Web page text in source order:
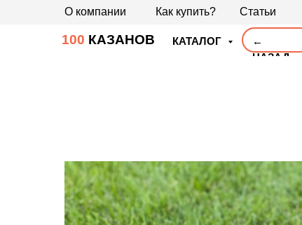
100 КАЗАНОВ КАТАЛОГ
←
НАЗАД
Статьи
О компании Как купить?